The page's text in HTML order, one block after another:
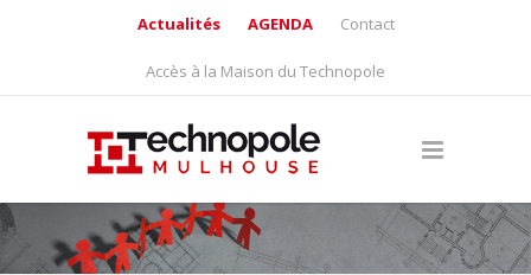
Actualités AGENDA Contact
Accès à la Maison du Technopole